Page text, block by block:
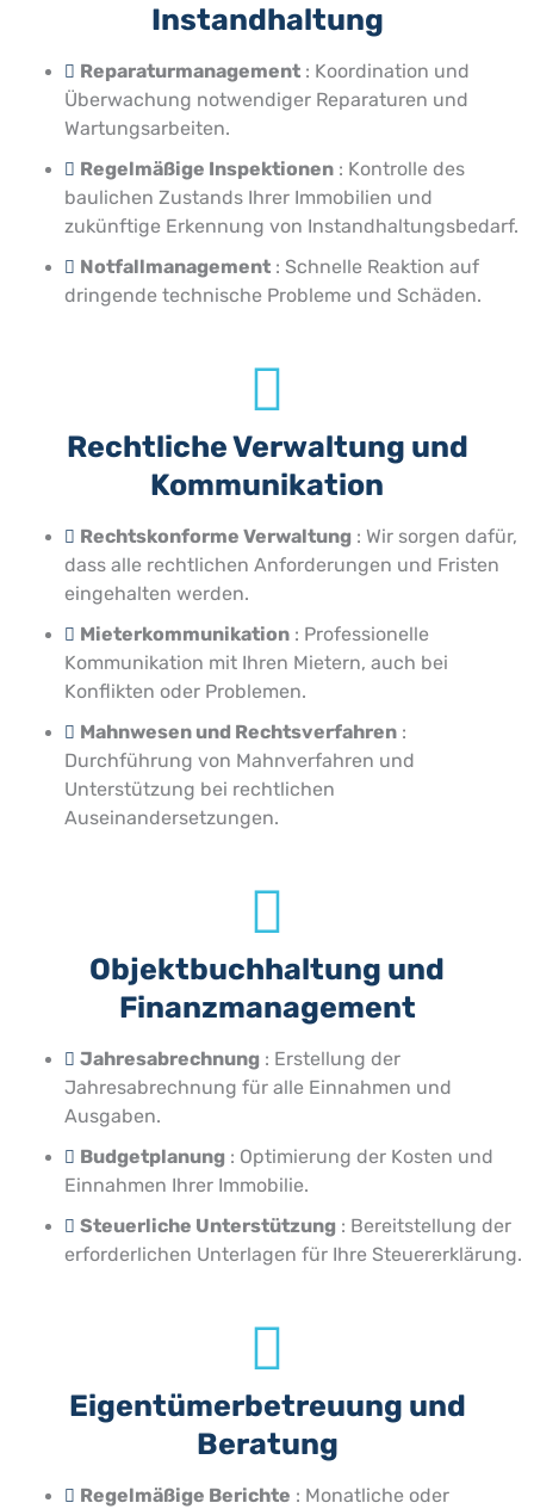
Instandhaltung
Reparaturmanagement: Koordination und
Überwachung notwendiger Reparaturen und
Wartungsarbeiten.
Regelmäßige Inspektionen: Kontrolle des
baulichen Zustands Ihrer Immobilien und
zukünftige Erkennung von Instandhaltungsbedarf.
Notfallmanagement: Schnelle Reaktion auf
dringende technische Probleme und Schäden.
Rechtliche Verwaltung und
Kommunikation
Rechtskonforme Verwaltung: Wir sorgen dafür,
dass alle rechtlichen Anforderungen und Fristen
eingehalten werden.
Mieterkommunikation: Professionelle
Kommunikation mit Ihren Mietern, auch bei
Konflikten oder Problemen.
Mahnwesen und Rechtsverfahren:
Durchführung von Mahnverfahren und
Unterstützung bei rechtlichen
Auseinandersetzungen.
Objektbuchhaltung und
Finanzmanagement
Jahresabrechnung: Erstellung der
Jahresabrechnung für alle Einnahmen und
Ausgaben.
Budgetplanung: Optimierung der Kosten und
Einnahmen Ihrer Immobilie.
Steuerliche Unterstützung: Bereitstellung der
erforderlichen Unterlagen für Ihre Steuererklärung.
Eigentümerbetreuung und
Beratung
Regelmäßige Berichte : Monatliche oder